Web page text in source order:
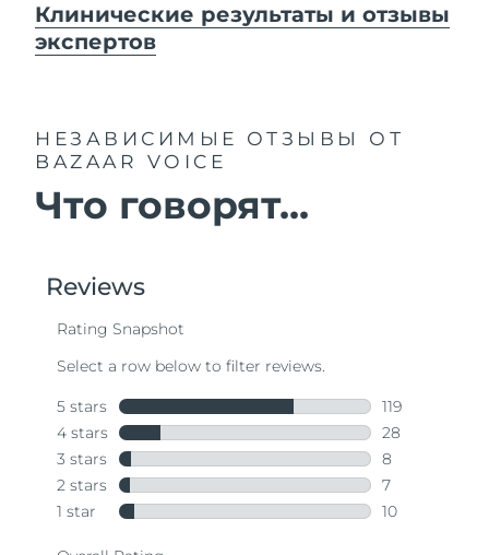
Клинические результаты и отзывы
экспертов
НЕЗАВИСИМЫЕ ОТЗЫВЫ
ОТ
BAZAAR VOICE
Что говорят...